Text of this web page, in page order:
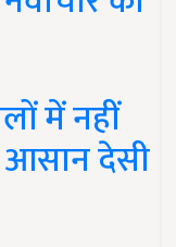
में नहीं
आसान देसी